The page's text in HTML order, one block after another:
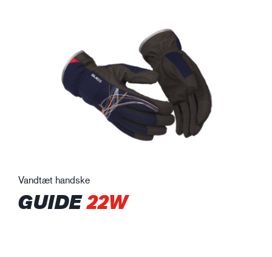
Vandtæt handske
GUIDE22W